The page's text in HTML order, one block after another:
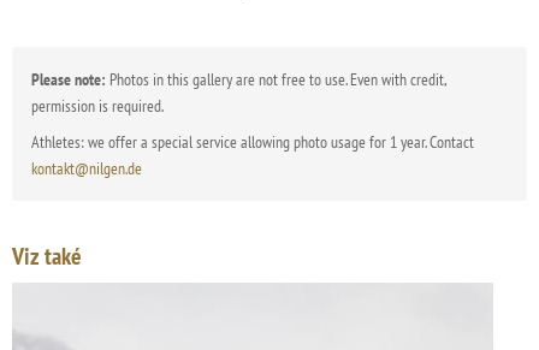
Please note: Photos in this gallery are not free to use. Even with credit,
permission is required.
Athletes: we offer a special service allowing photo usage for 1 year. Contact
kontakt@nilgen.de
Viz také